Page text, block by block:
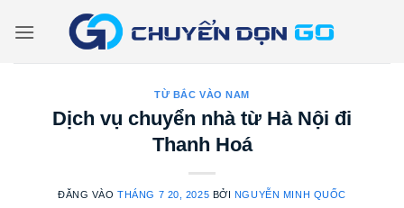
qua
TỪ BẮC VÀO NAM
Dịch vụ chuyển nhà từ Hà Nội đi
Thanh Hoá
ĐĂNG VÀOTHÁNG 7 20, 2025 BỞI NGUYỄN MINH QUỐC